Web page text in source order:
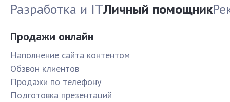
Разработка и ITЛичный помощник
Продажи онлайн
Наполнение сайта контентом
Обзвон клиентов
Продажи по телефону
Подготовка презентаций